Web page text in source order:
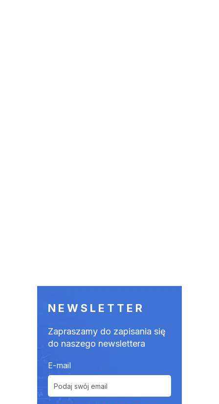
NEWSLETTER
Zapraszamy do zapisania się
do naszego newslettera
E-mail